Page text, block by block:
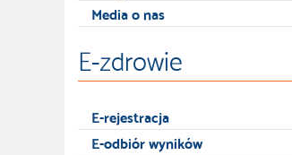
Media o nas
E-zdrowie
E-rejestracja
E-odbiór wyników